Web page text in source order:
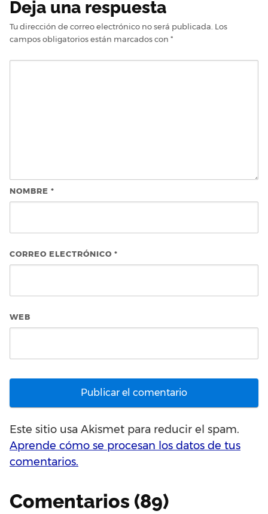
Deja una respuesta
Tu dirección de correo electrónico no será publicada. Los
campos obligatorios están marcados con *
NOMBRE *
CORREO ELECTRÓNICO *
WEB
Este sitio usa Akismet para reducir el spam.
Aprende cómo se procesan los datos de tus
comentarios.
Comentarios (89)